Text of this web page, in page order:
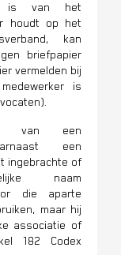
is van het
houdt op het
kan
briefpapier
vermelden bij
is
van een
een
ingebrachte of
naam
die aparte
maar hij
associatie of
182 Codex